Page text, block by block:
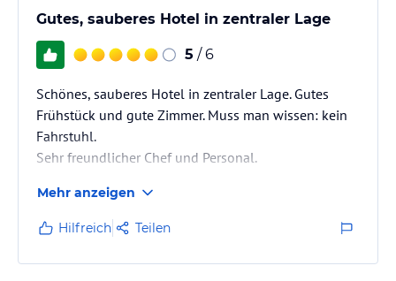
Gutes, sauberes Hotel in zentraler Lage
5 / 6
Schönes, sauberes Hotel in zentraler Lage. Gutes
Frühstück und gute Zimmer. Muss man wissen: kein
Fahrstuhl.
Sehr freundlicher Chef und Personal.
Mehr anzeigen
Hilfreich Teilen